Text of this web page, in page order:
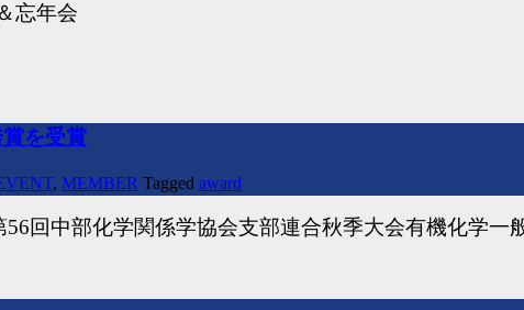
忘年会
を受賞
, MEMBER Tagged award
回中部化学関係学協会支部連合秋季大会有機化学一